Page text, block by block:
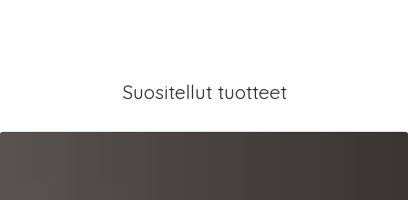
Suositellut tuotteet